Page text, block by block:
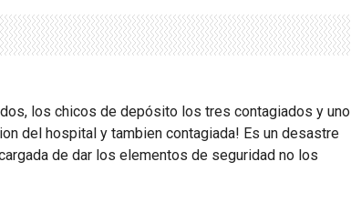
los chicos de depósito los tres contagiados y uno
del hospital y tambien contagiada! Es un desastre
de dar los elementos de seguridad no los